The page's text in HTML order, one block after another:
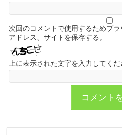
次回のコメントで使用するためブ
アドレス、サイトを保存する。
上に表示された文字を入力してくだ